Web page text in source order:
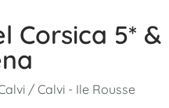
Corsica 5* &
/ Calvi - Ile Rousse